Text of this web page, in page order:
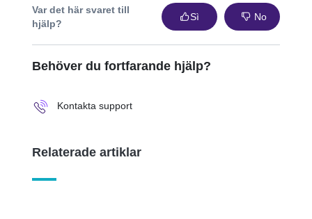
Var det här svaret till
hjälp?
Sì No
Behöver du fortfarande hjälp?
Kontakta support
Relaterade artiklar